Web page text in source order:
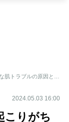
2024.05.03 16:00
こりがち